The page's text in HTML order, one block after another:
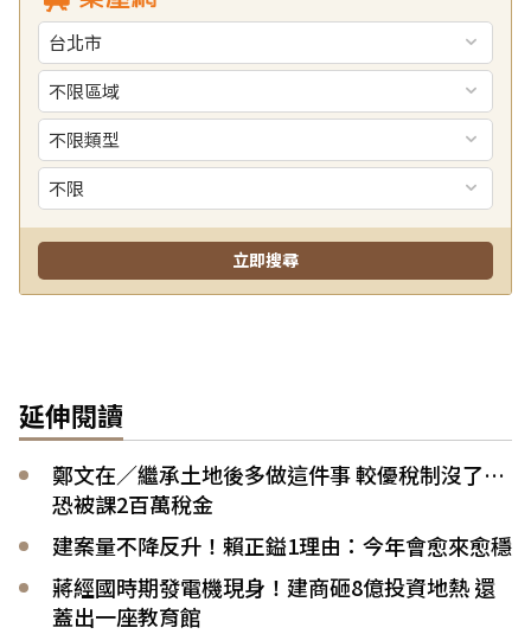
延伸閱讀
鄭文在／繼承土地後多做這件事 較優稅制沒了…
恐被課2百萬稅金
建案量不降反升！賴正鎰1理由：今年會愈來愈穩
蔣經國時期發電機現身！建商砸8億投資地熱 還
蓋出一座教育館